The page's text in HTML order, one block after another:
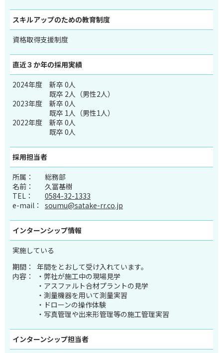
スキルアップのための教育制度
資格取得支援制度
直近３か年の採用実績
2024年度
新卒 0人
既卒 2人（男性2人）
2023年度
新卒 0人
既卒 1人（男性1人）
2022年度
新卒 0人
既卒 0人
採用担当者
所属：
総務部
名前：
久冨基樹
TEL：
0584-32-1333
e-mail：
soumu@satake-rr.co.jp
インターンシップ情報
実施している
期間：
年間をとおして受け入れています。
内容：
・弊社が施工中の現場見学
・アスファルト合材プラントの見学
・測量機器を用いて測量実習
・ドローンの操作体験
・写真管理や出来形管理等の施工管理実習
インターンシップ担当者